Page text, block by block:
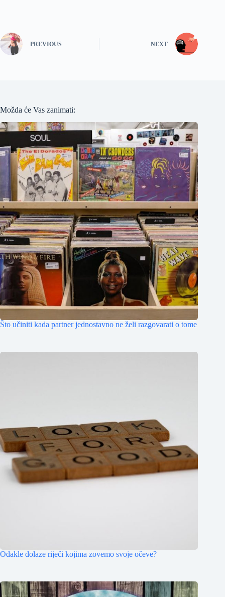
PREVIOUS NEXT
Možda će Vas zanimati:
Što učiniti kada partner jednostavno ne želi razgovarati o tome
Odakle dolaze riječi kojima zovemo svoje očeve?